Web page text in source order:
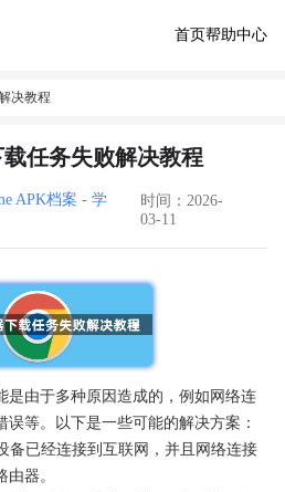
首页帮助中心
决教程
任务失败解决教程
APK档案 - 学
时间：2026-
03-11
是由于多种原因造成的，例如网络连
等。以下是一些可能的解决方案：
备已经连接到互联网，并且网络连接
器。